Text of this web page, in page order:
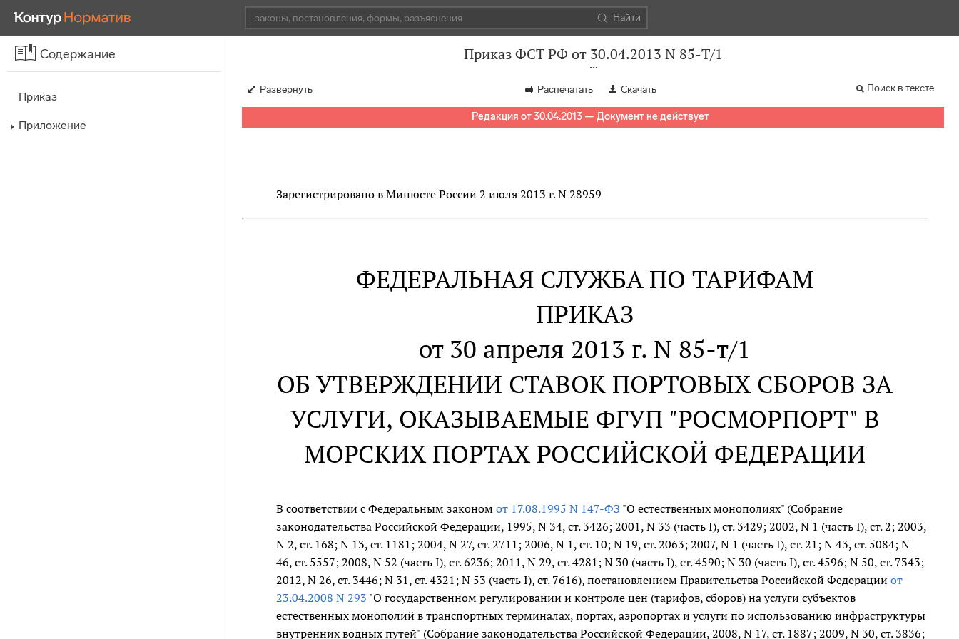
Найти
Содержание
Приказ
Приложение
Приказ ФСТ РФ от 30.04.2013 N 85-Т/1
Развернуть Распечатать Скачать Поиск в тексте
Редакция от 30.04.2013 — Документ не действует
Зарегистрировано в Минюсте России 2 июля 2013 г. N 28959
ФЕДЕРАЛЬНАЯ СЛУЖБА ПО ТАРИФАМ
ПРИКАЗ
от 30 апреля 2013 г. N 85-т/1
ОБ УТВЕРЖДЕНИИ СТАВОК ПОРТОВЫХ СБОРОВ ЗА
УСЛУГИ, ОКАЗЫВАЕМЫЕ ФГУП "РОСМОРПОРТ" В
МОРСКИХ ПОРТАХ РОССИЙСКОЙ ФЕДЕРАЦИИ
В соответствии с Федеральным закономот 17.08.1995 N 147-ФЗ "О естественных монополиях" (Собрание
законодательства Российской Федерации, 1995, N 34, ст. 3426; 2001, N 33 (часть I), ст. 3429; 2002, N 1 (часть I), ст. 2; 2003,
N 2, ст. 168; N 13, ст. 1181; 2004, N 27, ст. 2711; 2006, N 1, ст. 10; N 19, ст. 2063; 2007, N 1 (часть I), ст. 21; N 43, ст. 5084; N
46, ст. 5557; 2008, N 52 (часть I), ст. 6236; 2011, N 29, ст. 4281; N 30 (часть I), ст. 4590; N 30 (часть I), ст. 4596; N 50, ст. 7343;
2012, N 26, ст. 3446; N 31, ст. 4321; N 53 (часть I), ст. 7616), постановлением Правительства Российской Федерацииот
23.04.2008 N 293 "О государственном регулировании и контроле цен (тарифов, сборов) на услуги субъектов
естественных монополий в транспортных терминалах, портах, аэропортах и услуги по использованию инфраструктуры
внутренних водных путей" (Собрание законодательства Российской Федерации, 2008, N 17, ст. 1887; 2009, N 30, ст. 3836;